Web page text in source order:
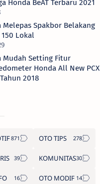
Honda BeAT Terbaru 2021
Melepas Spakbor Belakang
150 Lokal
Mudah Setting Fitur
Honda All New PCX
2018
OTO TIPS
KOMUNITAS
OTO MODIF